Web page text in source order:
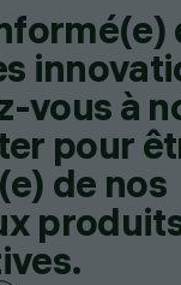
vous à
pour
de nos